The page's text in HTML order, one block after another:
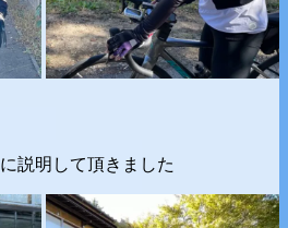
説明して頂きました